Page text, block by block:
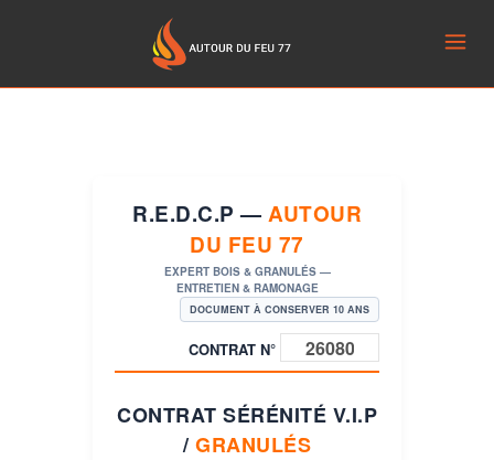
R.E.D.C.P — AUTOUR
DU FEU 77
EXPERT BOIS & GRANULÉS —
ENTRETIEN & RAMONAGE
DOCUMENT À CONSERVER 10 ANS
CONTRAT N°
CONTRAT SÉRÉNITÉ V.I.P
/ GRANULÉS